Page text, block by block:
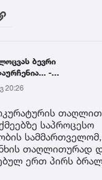
ბევრი
-
მარხვაში
სამი ლოცვა
20:26
საპროცესო
თაღლითურად
ერთ პირს